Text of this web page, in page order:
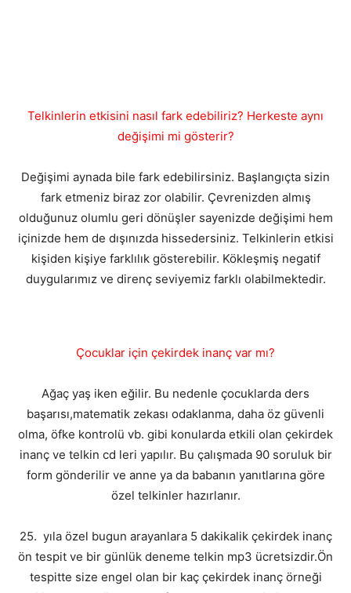
Telkinlerin etkisini nasıl fark edebiliriz? Herkeste aynı
değişimi mi gösterir?
Değişimi aynada bile fark edebilirsiniz. Başlangıçta sizin
fark etmeniz biraz zor olabilir. Çevrenizden almış
olduğunuz olumlu geri dönüşler sayenizde değişimi hem
içinizde hem de dışınızda hissedersiniz. Telkinlerin etkisi
kişiden kişiye farklılık gösterebilir. Kökleşmiş negatif
duygularımız ve direnç seviyemiz farklı olabilmektedir.
Çocuklar için çekirdek inanç var mı?
Ağaç yaş iken eğilir. Bu nedenle çocuklarda ders
başarısı,matematik zekası odaklanma, daha öz güvenli
olma, öfke kontrolü vb. gibi konularda etkili olan çekirdek
inanç ve telkin cd leri yapılır. Bu çalışmada 90 soruluk bir
form gönderilir ve anne ya da babanın yanıtlarına göre
özel telkinler hazırlanır.
25. yıla özel bugun arayanlara 5 dakikalik çekirdek inanç
ön tespit ve bir günlük deneme telkin mp3 ücretsizdir.Ön
tespitte size engel olan bir kaç çekirdek inanç örneği